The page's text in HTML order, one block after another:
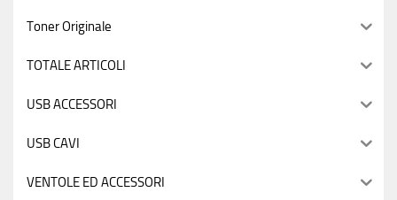
Toner Originale
TOTALE ARTICOLI
USB ACCESSORI
USB CAVI
VENTOLE ED ACCESSORI